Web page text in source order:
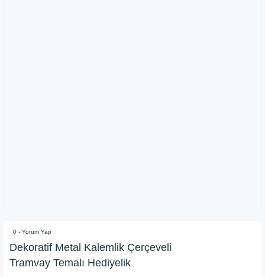
0 - Yorum Yap
Dekoratif Metal Kalemlik Çerçeveli
Tramvay Temalı Hediyelik